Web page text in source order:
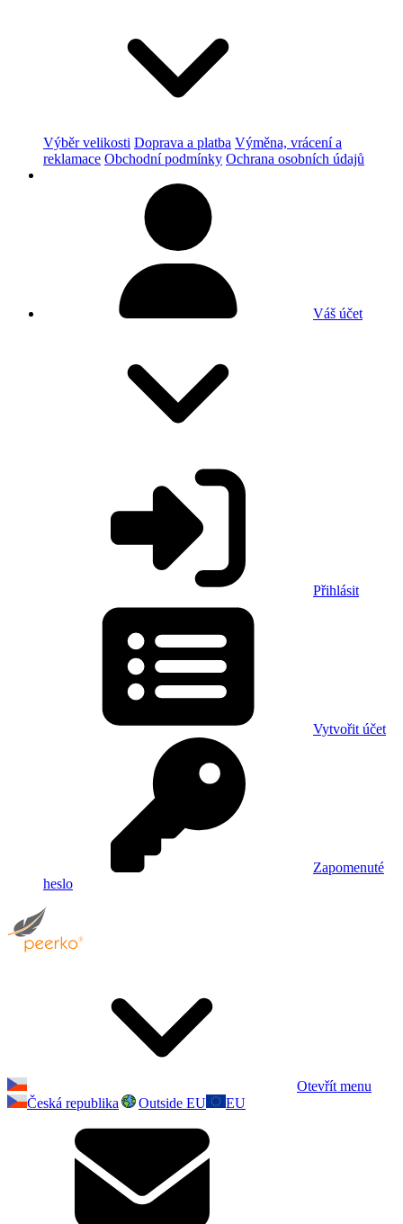
Výběr velikosti Doprava a platba Výměna, vrácení a
reklamace Obchodní podmínky Ochrana osobních údajů
Váš účet
Přihlásit
Vytvořit účet
Zapomenuté
heslo
Otevřít menu
Česká republika
Outside EU EU